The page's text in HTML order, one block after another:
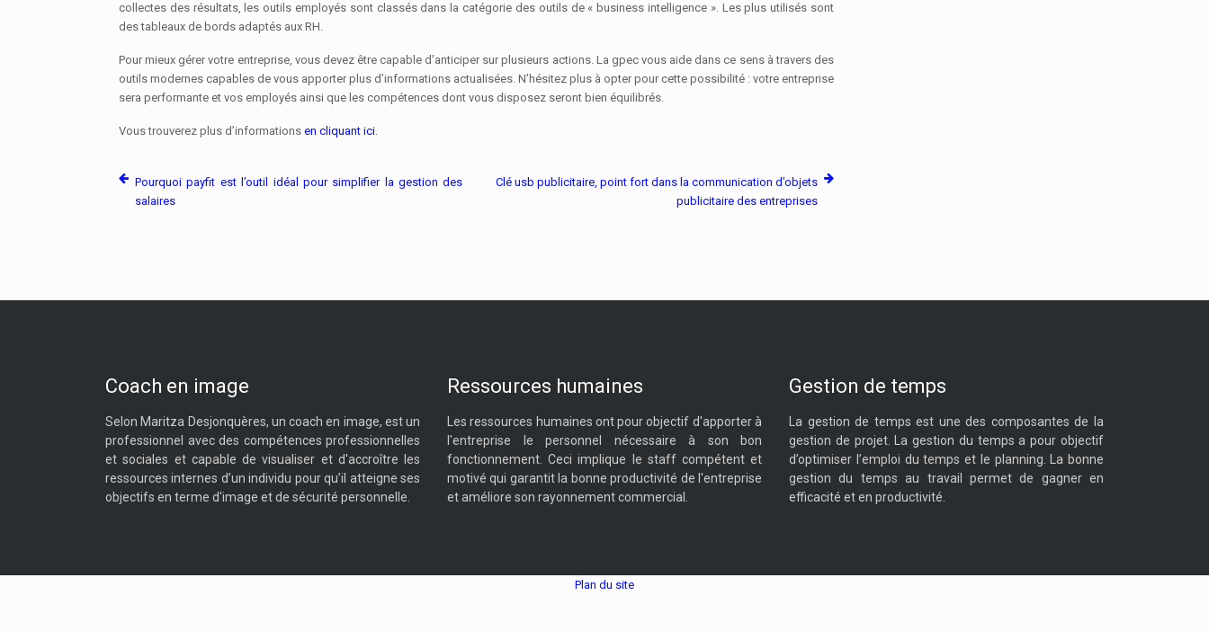
collectes des résultats, les outils employés sont classés dans la catégorie des outils de « business intelligence ». Les plus utilisés sont
des tableaux de bords adaptés aux RH.
Pour mieux gérer votre entreprise, vous devez être capable d’anticiper sur plusieurs actions. La gpec vous aide dans ce sens à travers des
outils modernes capables de vous apporter plus d’informations actualisées. N’hésitez plus à opter pour cette possibilité : votre entreprise
sera performante et vos employés ainsi que les compétences dont vous disposez seront bien équilibrés.
Vous trouverez plus d’informations en cliquant ici.
Pourquoi payfit est l’outil idéal pour simplifier la gestion des
salaires
Clé usb publicitaire, point fort dans la communication d’objets
publicitaire des entreprises
Coach en image
Selon Maritza Desjonquères, un coach en image, est un
professionnel avec des compétences professionnelles
et sociales et capable de visualiser et d'accroître les
ressources internes d’un individu pour qu’il atteigne ses
objectifs en terme d'image et de sécurité personnelle.
Ressources humaines
Les ressources humaines ont pour objectif d'apporter à
l'entreprise le personnel nécessaire à son bon
fonctionnement. Ceci implique le staff compétent et
motivé qui garantit la bonne productivité de l'entreprise
et améliore son rayonnement commercial.
Gestion de temps
La gestion de temps est une des composantes de la
gestion de projet. La gestion du temps a pour objectif
d’optimiser l’emploi du temps et le planning. La bonne
gestion du temps au travail permet de gagner en
efficacité et en productivité.
Plan du site